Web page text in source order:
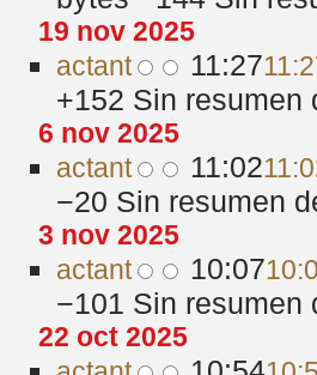
19 nov 2025
actant 11:27
+152 Sin resumen
6 nov 2025
actant 11:02
−20 Sin resumen
3 nov 2025
actant 10:07
−101 Sin resumen
22 oct 2025